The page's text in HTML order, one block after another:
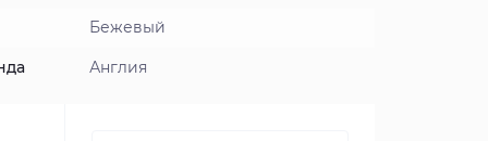
Бежевый
Англия